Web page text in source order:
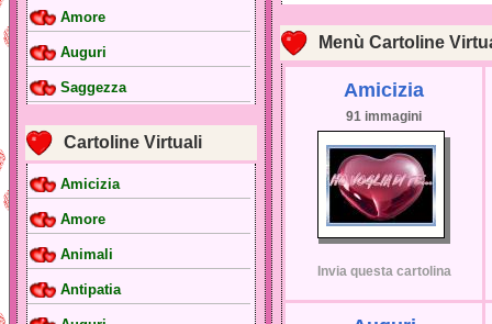
Amore
Auguri
Saggezza
Cartoline Virtuali
Amicizia
Amore
Animali
Antipatia
Menù Cartoline
Amicizia
91 immagini
Invia questa cartolina